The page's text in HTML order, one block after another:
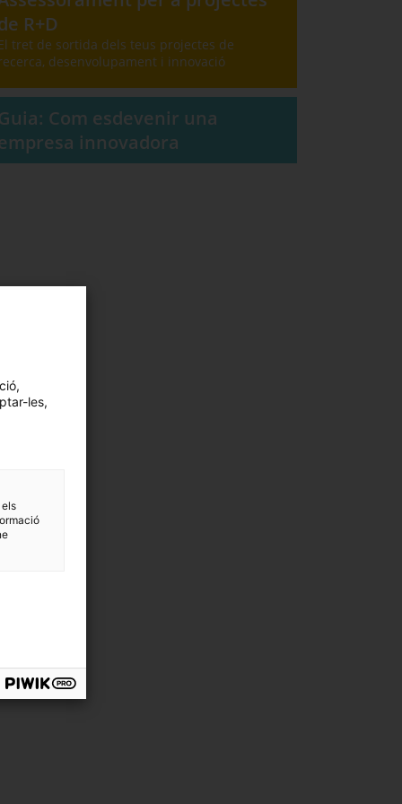
R+D
tret de sortida dels teus projectes de
desenvolupament i innovació
Com esdevenir una
innovadora
les,